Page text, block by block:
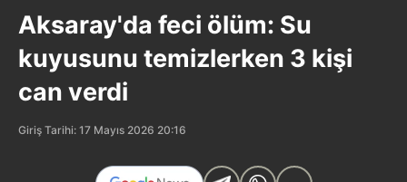
Aksaray'da feci ölüm: Su
kuyusunu temizlerken 3 kişi
can verdi
Giriş Tarihi: 17 Mayıs 2026 20:16